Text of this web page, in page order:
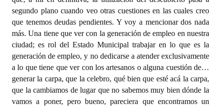
segundo plano cuando veo otras cuestiones en las cuales creo
que tenemos deudas pendientes. Y voy a mencionar dos nada
más. Una tiene que ver con la generación de empleo en nuestra
ciudad; es rol del Estado Municipal trabajar en lo que es la
generación de empleo, y no dedicarse a atender exclusivamente
a lo que tiene que ver con los artesanos o alguna cuestión de…
generar la carpa, que la celebro, qué bien que esté acá la carpa,
que la cambiamos de lugar que no sabemos muy bien dónde la
vamos a poner, pero bueno, pareciera que encontramos un